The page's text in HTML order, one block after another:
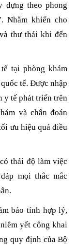
dựng theo phong
Nhằm khiến cho
thư thái khi đến
tại phòng khám
tế. Được nhập
y tế phát triển trên
và chẩn đoán
ưu hiệu quả điều
thái độ làm việc
mọi thắc mắc
bảo tính hợp lý,
yết công khai
quy định của Bộ